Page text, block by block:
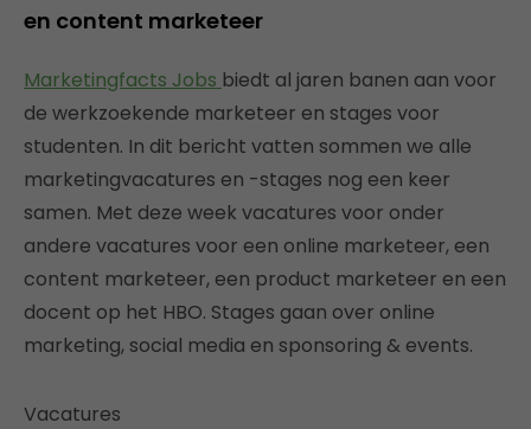
en content marketeer
Marketingfacts Jobs biedt al jaren banen aan voor
de werkzoekende marketeer en stages voor
studenten. In dit bericht vatten sommen we alle
marketingvacatures en -stages nog een keer
samen. Met deze week vacatures voor onder
andere vacatures voor een online marketeer, een
content marketeer, een product marketeer en een
docent op het HBO. Stages gaan over online
marketing, social media en sponsoring & events.
Vacatures